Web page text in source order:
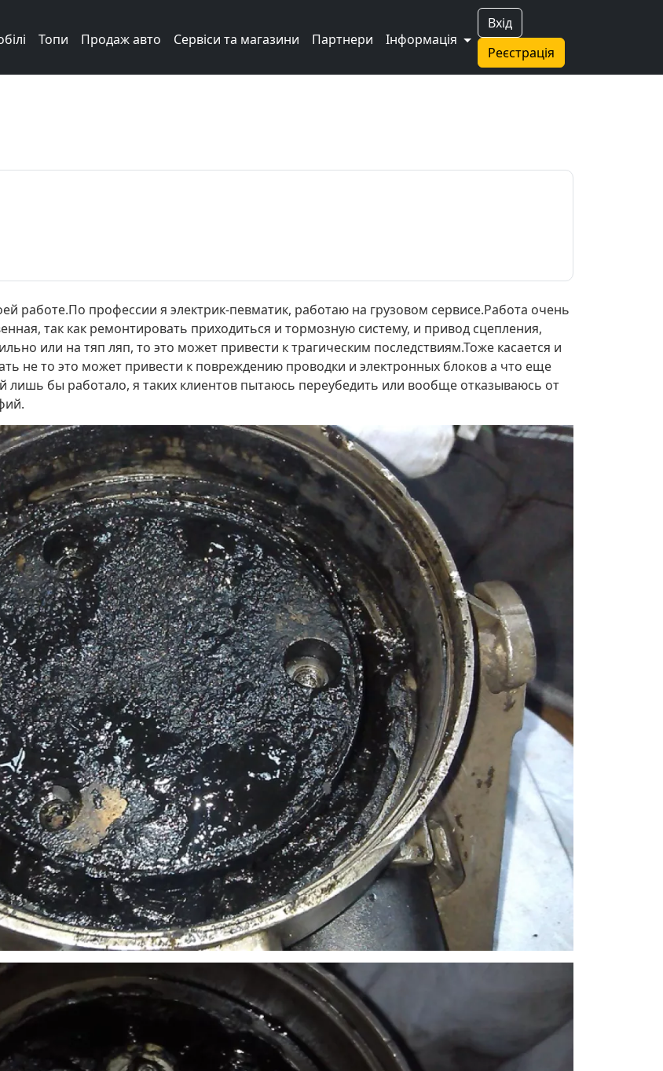
Вхід
Реєстрація
Топи Продаж авто Сервіси та магазини Партнери Інформація
работе.По профессии я электрик-певматик, работаю на грузовом сервисе.Работа очень
так как ремонтировать приходиться и тормозную систему, и привод сцепления,
или на тяп ляп, то это может привести к трагическим последствиям.Тоже касается и
не то это может привести к повреждению проводки и электронных блоков а что еще
лишь бы работало, я таких клиентов пытаюсь переубедить или вообще отказываюсь от